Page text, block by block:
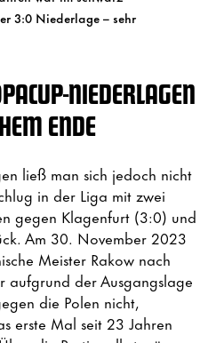
3:0 Niederlage – sehr
NIEDERLAGEN
ENDE
ließ man sich jedoch nicht
in der Liga mit zwei
gegen Klagenfurt (3:0) und
Am 30. November 2023
Meister Rakow nach
aufgrund der Ausgangslage
die Polen nicht,
erste Mal seit 23 Jahren